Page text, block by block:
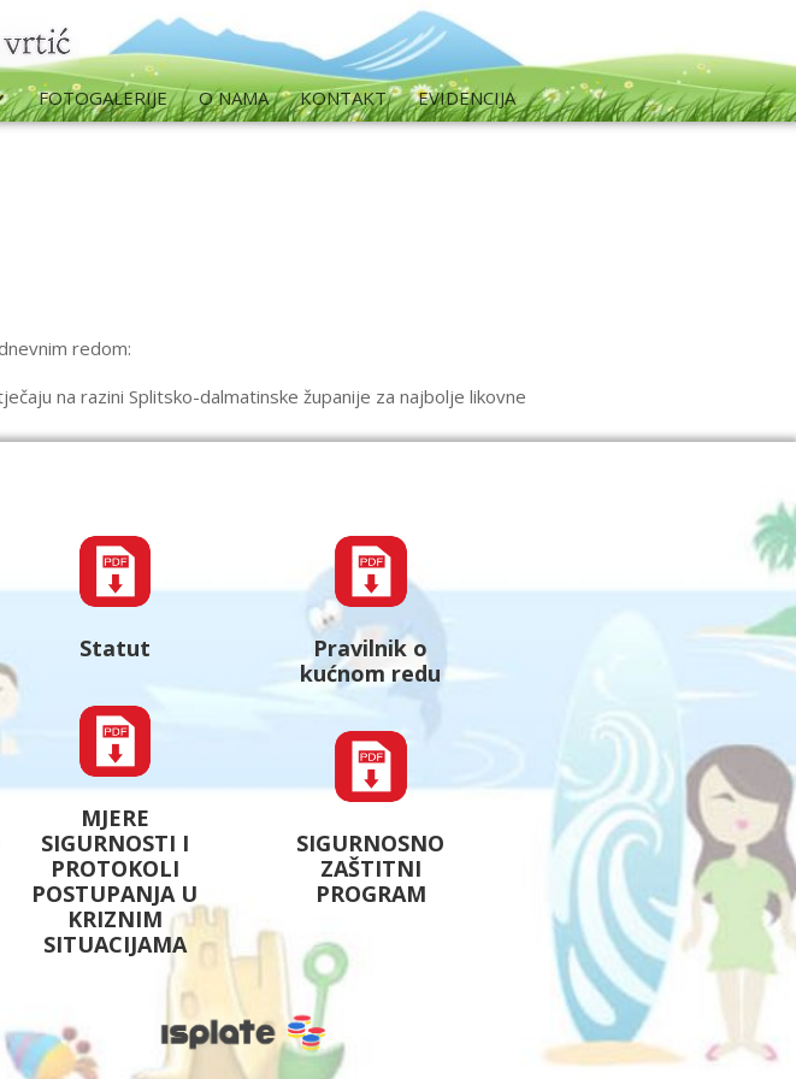
FOTOGALERIJE O NAMA KONTAKT EVIDENCIJA
redom:
na razini Splitsko-dalmatinske županije za najbolje likovne
Statut
MJERE
SIGURNOSTI I
PROTOKOLI
POSTUPANJA U
KRIZNIM
SITUACIJAMA
Pravilnik o
kućnom redu
SIGURNOSNO
ZAŠTITNI
PROGRAM